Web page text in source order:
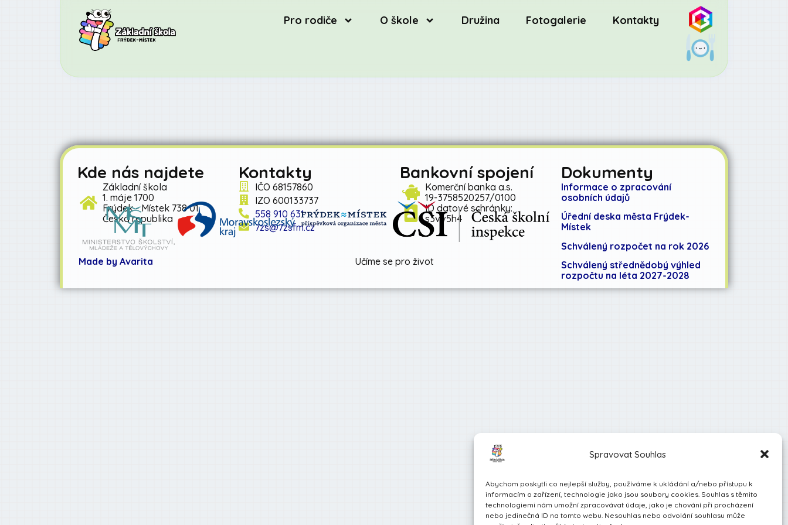
Spravovat Souhlas
Abychom poskytli co nejlepší služby, používáme k ukládání a/nebo přístupu k
informacím o zařízení, technologie jako jsou soubory cookies. Souhlas s těmito
technologiemi nám umožní zpracovávat údaje, jako je chování při procházení
nebo jedinečná ID na tomto webu. Nesouhlas nebo odvolání souhlasu může
Pro rodiče O škole Družina Fotogalerie Kontakty
Kde nás najdete
Základní škola
1. máje 1700
Frýdek - Místek 738 01
Česká republika
Kontakty
IČO 68157860
IZO 600133737
558 910 631
7zs@7zsfm.cz
Bankovní spojení
Komerční banka a.s.
19-3758520257/0100
ID datové schránky:
s3vv5h4
Dokumenty
Informace o zpracování
osobních údajů
Úřední deska města Frýdek-
Místek
Schválený rozpočet na rok 2026
Schválený střednědobý výhled
rozpočtu na léta 2027-2028
Učíme se pro život
Made by Avarita